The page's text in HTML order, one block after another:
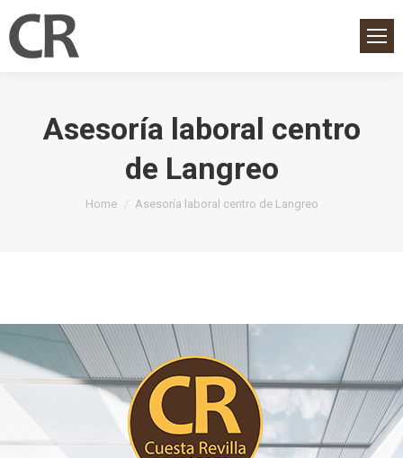
Asesoría laboral centro
de Langreo
You are here:
Home Asesoría laboral centro de Langreo